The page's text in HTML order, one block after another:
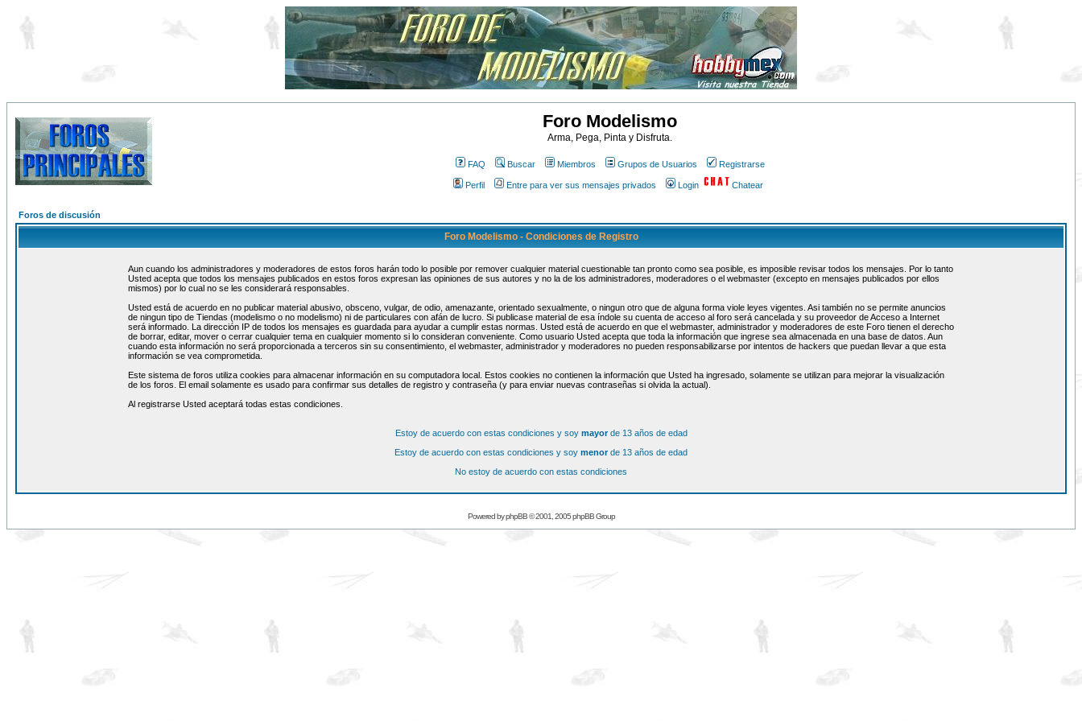
Foro Modelismo
Arma, Pega, Pinta y Disfruta.
FAQ Buscar Miembros Grupos de Usuarios Registrarse
Perfil Entre para ver sus mensajes privados Login Chatear
Foros de discusión
Foro Modelismo - Condiciones de Registro
Aun cuando los administradores y moderadores de estos foros harán todo lo posible por remover cualquier material cuestionable tan pronto como sea posible, es imposible revisar todos los mensajes. Por lo tanto
Usted acepta que todos los mensajes publicados en estos foros expresan las opiniones de sus autores y no la de los administradores, moderadores o el webmaster (excepto en mensajes publicados por ellos
mismos) por lo cual no se les considerará responsables.
Usted está de acuerdo en no publicar material abusivo, obsceno, vulgar, de odio, amenazante, orientado sexualmente, o ningun otro que de alguna forma viole leyes vigentes. Asi también no se permite anuncios
de ningun tipo de Tiendas (modelismo o no modelismo) ni de particulares con afán de lucro. Si publicase material de esa índole su cuenta de acceso al foro será cancelada y su proveedor de Acceso a Internet
será informado. La dirección IP de todos los mensajes es guardada para ayudar a cumplir estas normas. Usted está de acuerdo en que el webmaster, administrador y moderadores de este Foro tienen el derecho
de borrar, editar, mover o cerrar cualquier tema en cualquier momento si lo consideran conveniente. Como usuario Usted acepta que toda la información que ingrese sea almacenada en una base de datos. Aun
cuando esta información no será proporcionada a terceros sin su consentimiento, el webmaster, administrador y moderadores no pueden responsabilizarse por intentos de hackers que puedan llevar a que esta
información se vea comprometida.
Este sistema de foros utiliza cookies para almacenar información en su computadora local. Estos cookies no contienen la información que Usted ha ingresado, solamente se utilizan para mejorar la visualización
de los foros. El email solamente es usado para confirmar sus detalles de registro y contraseña (y para enviar nuevas contraseñas si olvida la actual).
Al registrarse Usted aceptará todas estas condiciones.
Estoy de acuerdo con estas condiciones y soy mayorde 13 años de edad
Estoy de acuerdo con estas condiciones y soy menorde 13 años de edad
No estoy de acuerdo con estas condiciones
Powered byphpBB© 2001, 2005 phpBB Group